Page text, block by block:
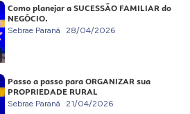
Como planejar a SUCESSÃO FAMILIAR do
NEGÓCIO.
Sebrae Paraná 28/04/2026
Passo a passo para ORGANIZAR sua
PROPRIEDADE RURAL
Sebrae Paraná 21/04/2026